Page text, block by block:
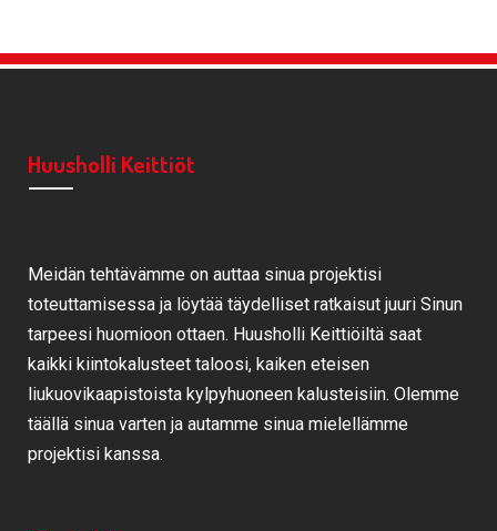
Huusholli Keittiöt
Meidän tehtävämme on auttaa sinua projektisi
toteuttamisessa ja löytää täydelliset ratkaisut juuri Sinun
tarpeesi huomioon ottaen. Huusholli Keittiöiltä saat
kaikki kiintokalusteet taloosi, kaiken eteisen
liukuovikaapistoista kylpyhuoneen kalusteisiin. Olemme
täällä sinua varten ja autamme sinua mielellämme
projektisi kanssa.